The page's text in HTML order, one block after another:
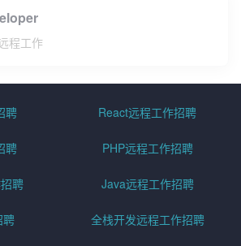
程工作
聘 React远程工作招聘
聘 PHP远程工作招聘
聘 Java远程工作招聘
聘 全栈开发远程工作招聘